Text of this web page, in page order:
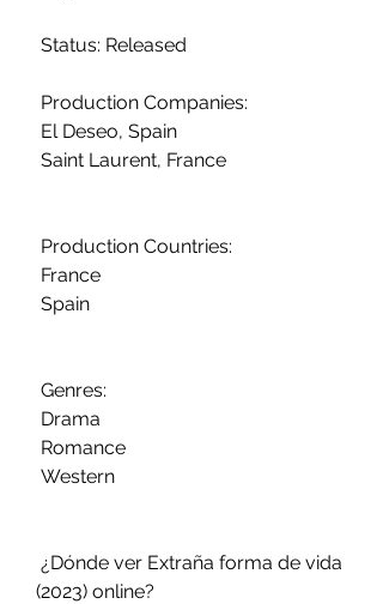
Status: Released
Production Companies:
El Deseo, Spain
Saint Laurent, France
Production Countries:
France
Spain
Genres:
Drama
Romance
Western
(2023) online?